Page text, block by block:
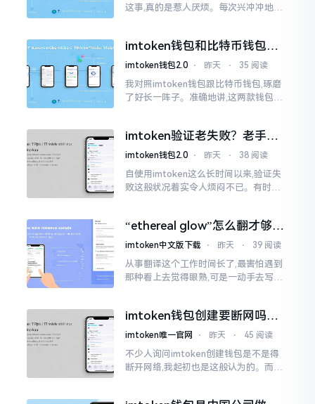
这事,真的是惹人厌烦。每次兴冲冲地开
大家说法不尽相同
imtoken钱包和比特币钱包，
谁更安全？老玩家来聊聊
imtoken钱包2.0 ⋅ 昨天 ⋅ 35 阅读
我对照imtoken钱包跟比特币钱包,琢磨
了好长一阵子。准确地讲,这两款钱包我
挺美观
imtoken验证老失败？老手教
你几招搞定
imtoken钱包2.0 ⋅ 昨天 ⋅ 38 阅读
自使用imtoken这么长时间以来,验证失
败这般状况着实令人烦闷不已。有时急
至极点。
“ethereal glow”怎么翻才够味
儿？翻译圈老油条的私房话
imtoken中文版下载 ⋅ 昨天 ⋅ 39 阅读
从事翻译这个工作时间长了,最害怕遇到
那种看上去觉得眼熟,可是一动手去写就
imtoken钱包创建要断网吗？
老玩家说说真实情况
imtoken唯一官网 ⋅ 昨天 ⋅ 45 阅读
不少人询问imtoken创建钱包是不是得
断开网络,我起初也是这般认为的。而后